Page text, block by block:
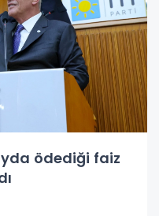
ödediği faiz